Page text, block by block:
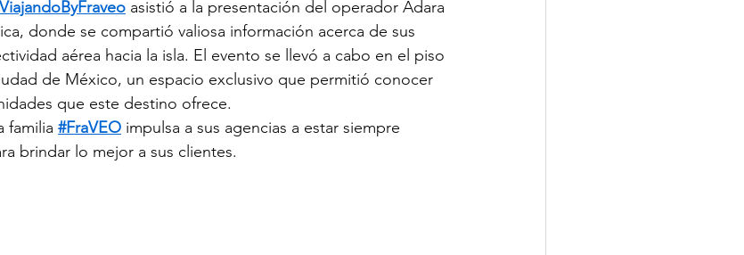
asistió a la presentación del operador Adara
donde se compartió valiosa información acerca de sus
aérea hacia la isla. El evento se llevó a cabo en el piso
de México, un espacio exclusivo que permitió conocer
que este destino ofrece.
familia #FraVEO impulsa a sus agencias a estar siempre
brindar lo mejor a sus clientes.